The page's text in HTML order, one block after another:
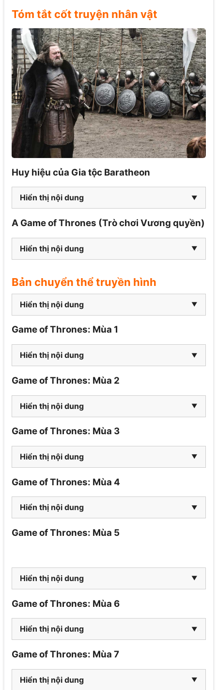
Tóm tắt cốt truyện nhân vật
Huy hiệu của Gia tộc Baratheon
Hiển thị nội dung
A Game of Thrones (Trò chơi Vương quyền)
Hiển thị nội dung
Bản chuyển thể truyền hình
Hiển thị nội dung
Game of Thrones: Mùa 1
Hiển thị nội dung
Game of Thrones: Mùa 2
Hiển thị nội dung
Game of Thrones: Mùa 3
Hiển thị nội dung
Game of Thrones: Mùa 4
Hiển thị nội dung
Game of Thrones: Mùa 5
Hiển thị nội dung
Game of Thrones: Mùa 6
Hiển thị nội dung
Game of Thrones: Mùa 7
Hiển thị nội dung